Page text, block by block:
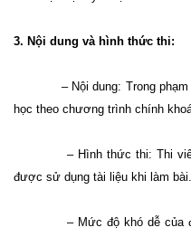
3. Nội dung và hình thức thi:
– Nội dung: Trong
học theo chương trình chính
– Hình thức thi: Thi
được sử dụng tài liệu khi làm bài.
– Mức độ khó dễ của